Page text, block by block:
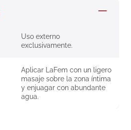
Uso externo
exclusivamente.
Aplicar LaFem con un ligero
masaje sobre la zona íntima
y enjuagar con abundante
agua.